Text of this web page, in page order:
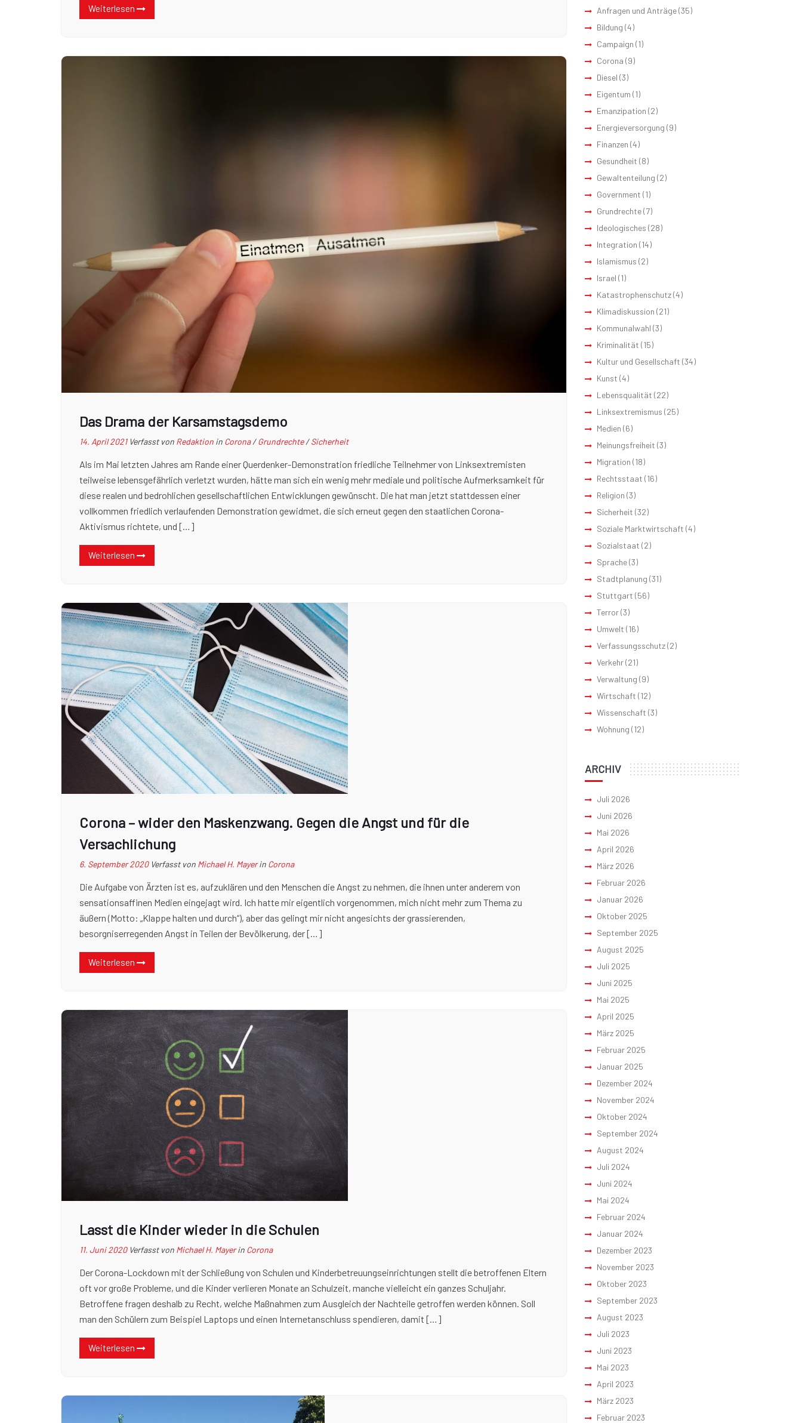
Weiterlesen
Das Drama der Karsamstagsdemo
14. April 2021 Verfasst von Redaktion in Corona/Grundrechte/Sicherheit
Als im Mai letzten Jahres am Rande einer Querdenker-Demonstration friedliche Teilnehmer von Linksextremisten
teilweise lebensgefährlich verletzt wurden, hätte man sich ein wenig mehr mediale und politische Aufmerksamkeit für
diese realen und bedrohlichen gesellschaftlichen Entwicklungen gewünscht. Die hat man jetzt stattdessen einer
vollkommen friedlich verlaufenden Demonstration gewidmet, die sich erneut gegen den staatlichen Corona-
Aktivismus richtete, und […]
Weiterlesen
Corona – wider den Maskenzwang. Gegen die Angst und für die
Versachlichung
6. September 2020 Verfasst von Michael H. Mayer in Corona
Die Aufgabe von Ärzten ist es, aufzuklären und den Menschen die Angst zu nehmen, die ihnen unter anderem von
sensationsaffinen Medien eingejagt wird. Ich hatte mir eigentlich vorgenommen, mich nicht mehr zum Thema zu
äußern (Motto: „Klappe halten und durch“), aber das gelingt mir nicht angesichts der grassierenden,
besorgniserregenden Angst in Teilen der Bevölkerung, der […]
Weiterlesen
Lasst die Kinder wieder in die Schulen
11. Juni 2020 Verfasst von Michael H. Mayer in Corona
Der Corona-Lockdown mit der Schließung von Schulen und Kinderbetreuungseinrichtungen stellt die betroffenen Eltern
oft vor große Probleme, und die Kinder verlieren Monate an Schulzeit, manche vielleicht ein ganzes Schuljahr.
Betroffene fragen deshalb zu Recht, welche Maßnahmen zum Ausgleich der Nachteile getroffen werden können. Soll
man den Schülern zum Beispiel Laptops und einen Internetanschluss spendieren, damit […]
Weiterlesen
Anfragen und Anträge(35)
Bildung (4)
Campaign (1)
Corona (9)
Diesel (3)
Eigentum (1)
Emanzipation (2)
Energieversorgung (9)
Finanzen (4)
Gesundheit (8)
Gewaltenteilung (2)
Government (1)
Grundrechte(7)
Ideologisches (28)
Integration (14)
Islamismus (2)
Israel (1)
Katastrophenschutz(4)
Klimadiskussion (21)
Kommunalwahl (3)
Kriminalität (15)
Kultur und Gesellschaft (34)
Kunst (4)
Lebensqualität (22)
Linksextremismus (25)
Medien (6)
Meinungsfreiheit (3)
Migration (18)
Rechtsstaat (16)
Religion (3)
Sicherheit (32)
Soziale Marktwirtschaft (4)
Sozialstaat (2)
Sprache(3)
Stadtplanung (31)
Stuttgart (56)
Terror(3)
Umwelt (16)
Verfassungsschutz(2)
Verkehr(21)
Verwaltung (9)
Wirtschaft (12)
Wissenschaft (3)
Wohnung (12)
ARCHIV
Juli 2026
Juni 2026
Mai 2026
April 2026
März 2026
Februar 2026
Januar 2026
Oktober 2025
September 2025
August 2025
Juli 2025
Juni 2025
Mai 2025
April 2025
März 2025
Februar 2025
Januar 2025
Dezember 2024
November 2024
Oktober 2024
September 2024
August 2024
Juli 2024
Juni 2024
Mai 2024
Februar 2024
Januar 2024
Dezember 2023
November 2023
Oktober 2023
September 2023
August 2023
Juli 2023
Juni 2023
Mai 2023
April 2023
März 2023
Februar 2023